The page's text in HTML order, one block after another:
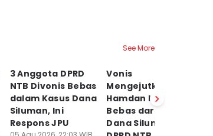
See More
3 Anggota DPRD
NTB Divonis Bebas
dalam Kasus Dana
Siluman, Ini
Respons JPU
Vonis
Mengejutkan!
Hamdan Kasim
Bebas dari Kasus
Dana Siluman